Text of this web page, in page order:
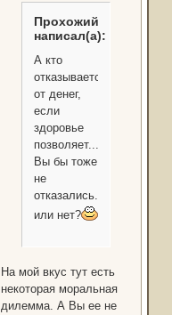
Прохожий
написал(а):
А кто
отказывается
от денег,
если
здоровье
позволяет...
Вы бы тоже
не
отказались...
или нет?
На мой вкус тут есть
некоторая моральная
дилемма. А Вы ее не